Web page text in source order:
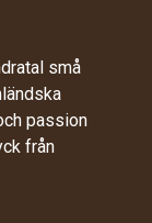
små
passion
från